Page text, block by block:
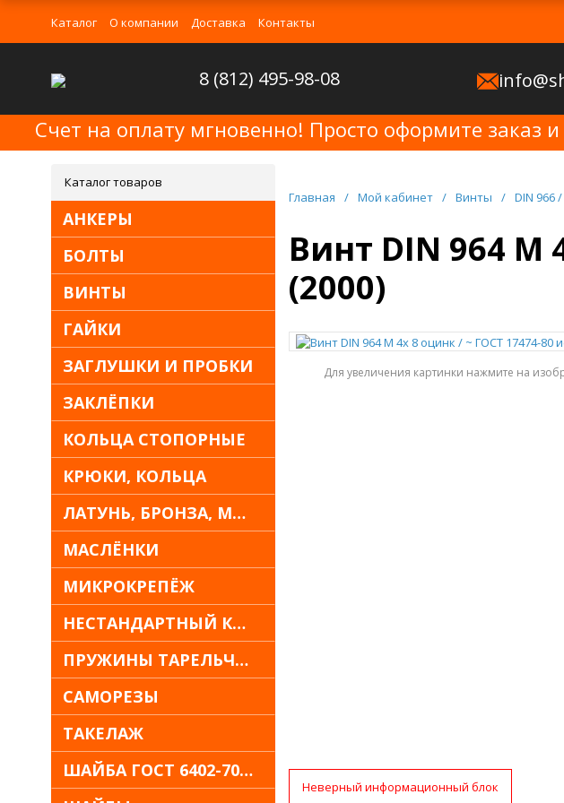
Каталог О компании Доставка Контакты
8 (812) 495-98-08
Счет на оплату мгновенно! Просто оформите заказ
Каталог товаров
АНКЕРЫ
БОЛТЫ
ВИНТЫ
ГАЙКИ
ЗАГЛУШКИ И ПРОБКИ
ЗАКЛЁПКИ
КОЛЬЦА СТОПОРНЫЕ
КРЮКИ, КОЛЬЦА
ЛАТУНЬ, БРОНЗА, МЕДЬ
МАСЛЁНКИ
МИКРОКРЕПЁЖ
НЕСТАНДАРТНЫЙ КРЕПЁЖ
ПРУЖИНЫ ТАРЕЛЬЧАТЫЕ
САМОРЕЗЫ
ТАКЕЛАЖ
ШАЙБА ГОСТ 6402-70 30Х13
Главная / Мой кабинет / Винты / DIN 966
Винт DIN 964 M
(2000)
Для увеличения картинки нажмите на
Неверный информационный блок